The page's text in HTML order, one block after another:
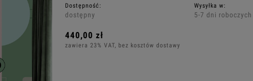
Dostępność:
dostępny
Wysyłka w:
5-7 dni roboczych
440,00 zł
zawiera 23% VAT, bez kosztów dostawy